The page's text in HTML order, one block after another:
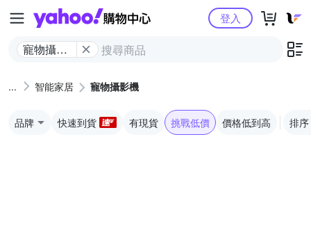
Yahoo購物中心
寵物攝影
登入
智能家居 寵物攝影機
品牌 快速到貨 有現貨 挑戰低價 價格低到高 排序